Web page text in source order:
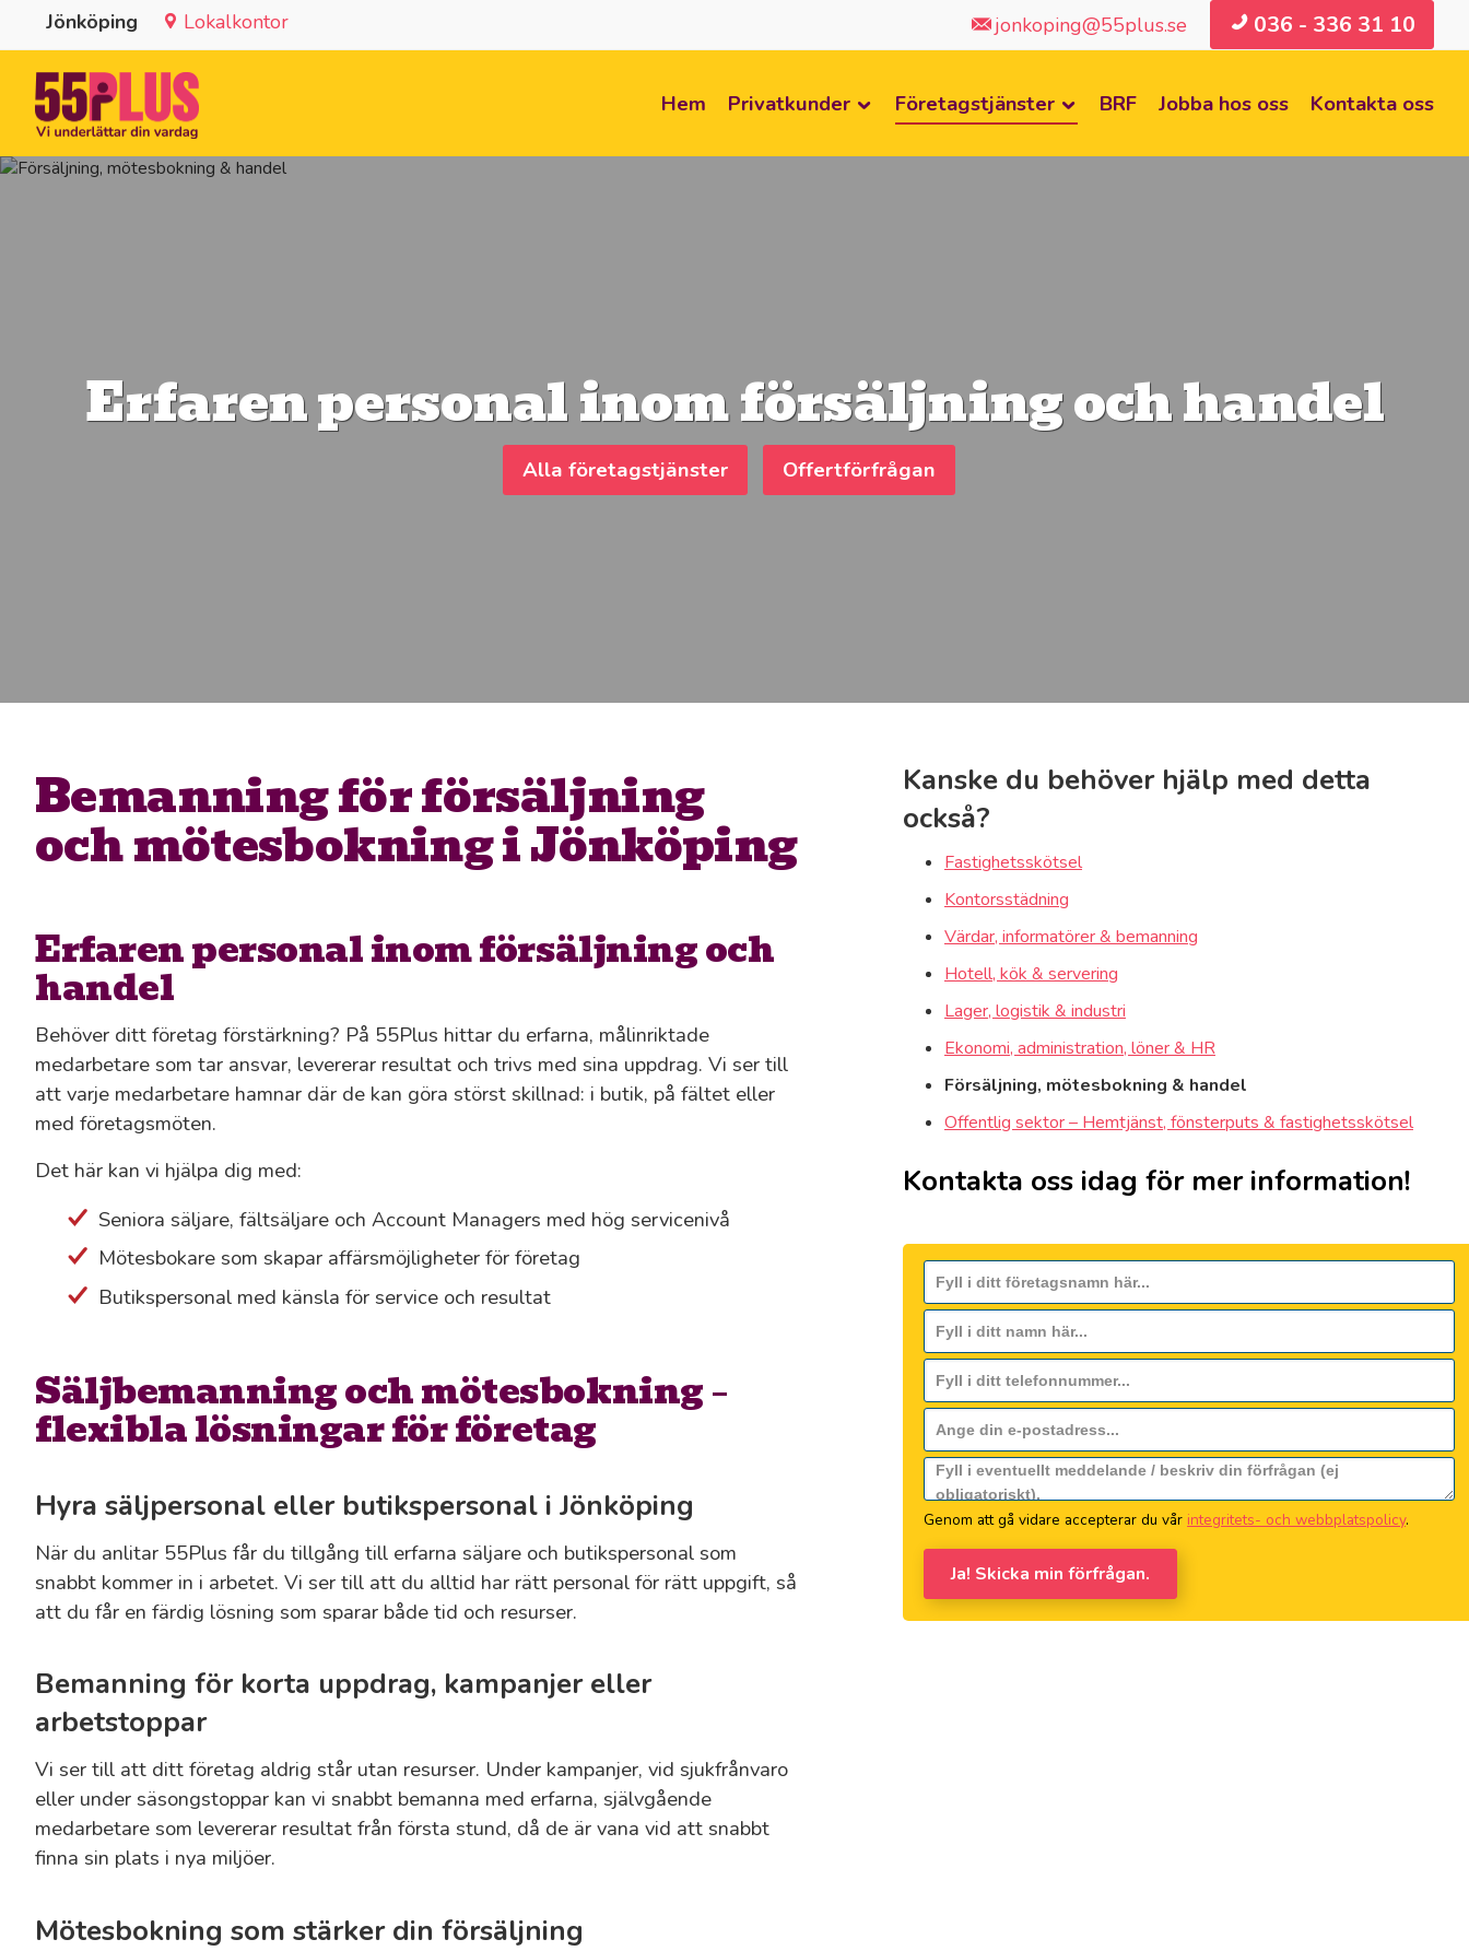
Jönköping Lokalkontor jonkoping@55plus.se 036 - 336 31 10
Hem Privatkunder Företagstjänster BRF Jobba hos oss Kontakta oss
Erfaren personal inom försäljning och handel
Alla företagstjänster Offertförfrågan
Bemanning för försäljning
och mötesbokning i Jönköping
Erfaren personal inom försäljning och
handel
Behöver ditt företag förstärkning? På 55Plus hittar du erfarna, målinriktade
medarbetare som tar ansvar, levererar resultat och trivs med sina uppdrag. Vi ser till
att varje medarbetare hamnar där de kan göra störst skillnad: i butik, på fältet eller
med företagsmöten.
Det här kan vi hjälpa dig med:
Seniora säljare, fältsäljare och Account Managers med hög servicenivå
Mötesbokare som skapar affärsmöjligheter för företag
Butikspersonal med känsla för service och resultat
Säljbemanning och mötesbokning –
flexibla lösningar för företag
Hyra säljpersonal eller butikspersonal i Jönköping
När du anlitar 55Plus får du tillgång till erfarna säljare och butikspersonal som
snabbt kommer in i arbetet. Vi ser till att du alltid har rätt personal för rätt uppgift, så
att du får en färdig lösning som sparar både tid och resurser.
Bemanning för korta uppdrag, kampanjer eller
arbetstoppar
Vi ser till att ditt företag aldrig står utan resurser. Under kampanjer, vid sjukfrånvaro
eller under säsongstoppar kan vi snabbt bemanna med erfarna, självgående
medarbetare som levererar resultat från första stund, då de är vana vid att snabbt
finna sin plats i nya miljöer.
Mötesbokning som stärker din försäljning
Kanske du behöver hjälp med detta
också?
Fastighetsskötsel
Kontorsstädning
Värdar, informatörer & bemanning
Hotell, kök & servering
Lager, logistik & industri
Ekonomi, administration, löner & HR
Försäljning, mötesbokning & handel
Offentlig sektor – Hemtjänst, fönsterputs & fastighetsskötsel
Kontakta oss idag för mer information!
Genom att gå vidare accepterar du vår integritets- och webbplatspolicy.
Ja! Skicka min förfrågan.